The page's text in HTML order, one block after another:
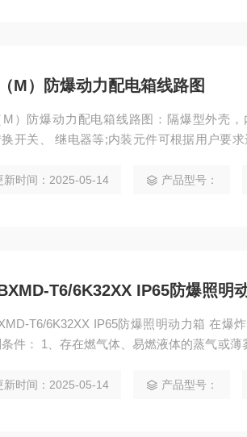
M）防爆动力配电箱线路图
M）防爆动力配电箱线路图：隔爆型外壳
开关、 继电器等;内装元件可根据用户要
新时间：2025-05-14 产品型号：
T6/6K32XX IP65防爆照明
6K32XX IP65防爆照明动力箱 在爆炸性气体环境中产生爆炸必须同时存
件： 1、存在燃气体、易燃液体的蒸气或
新时间：2025-05-14 产品型号：